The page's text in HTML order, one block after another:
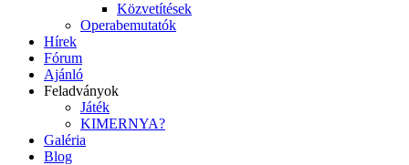
Közvetítések
Operabemutatók
Hírek
Fórum
Ajánló
Feladványok
Játék
KIMERNYA?
Galéria
Blog